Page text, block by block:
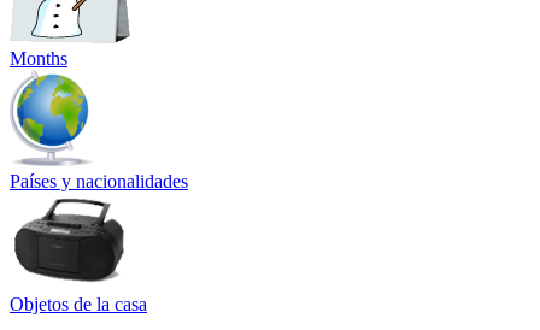
Months
Países y nacionalidades
Objetos de la casa